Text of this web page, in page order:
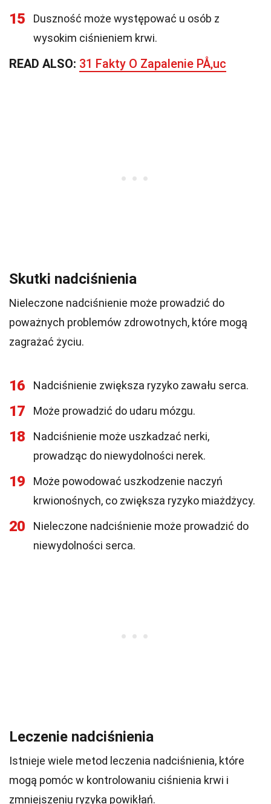
15
Duszność może występować u osób z
wysokim ciśnieniem krwi.
READ ALSO: 31 Fakty O Zapalenie PÅ‚uc
Skutki nadciśnienia
Nieleczone nadciśnienie może prowadzić do
poważnych problemów zdrowotnych, które mogą
zagrażać życiu.
16 Nadciśnienie zwiększa ryzyko zawału serca.
17 Może prowadzić do udaru mózgu.
18
Nadciśnienie może uszkadzać nerki,
prowadząc do niewydolności nerek.
19
Może powodować uszkodzenie naczyń
krwionośnych, co zwiększa ryzyko miażdżycy.
20
Nieleczone nadciśnienie może prowadzić do
niewydolności serca.
Leczenie nadciśnienia
Istnieje wiele metod leczenia nadciśnienia, które
mogą pomóc w kontrolowaniu ciśnienia krwi i
zmniejszeniu ryzyka powikłań.